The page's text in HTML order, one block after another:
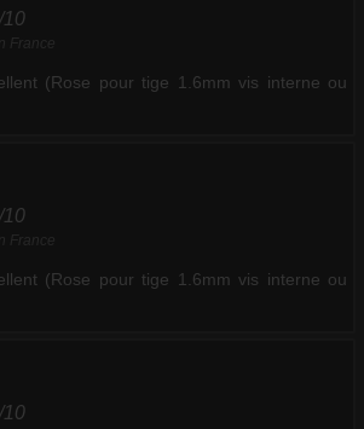
10
(Rose pour tige 1.6mm vis interne ou
10
(Rose pour tige 1.6mm vis interne ou
10